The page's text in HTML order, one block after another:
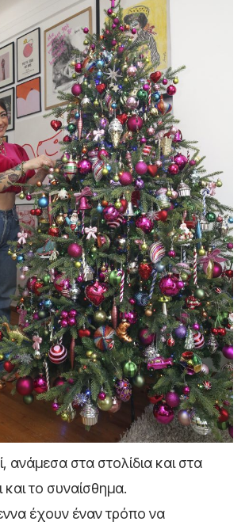
ανάμεσα στα στολίδια και στα
το συναίσθημα.
έχουν έναν τρόπο να